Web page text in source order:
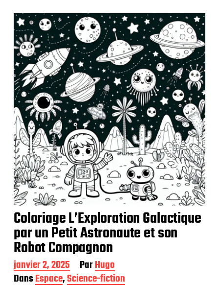
b
i
c
a
t
i
o
n
Coloriage L’Exploration Galactique
par un Petit Astronaute et son
Robot Compagnon
D
a
janvier 2, 2025 ParHugo
DansEspace,Science-fiction